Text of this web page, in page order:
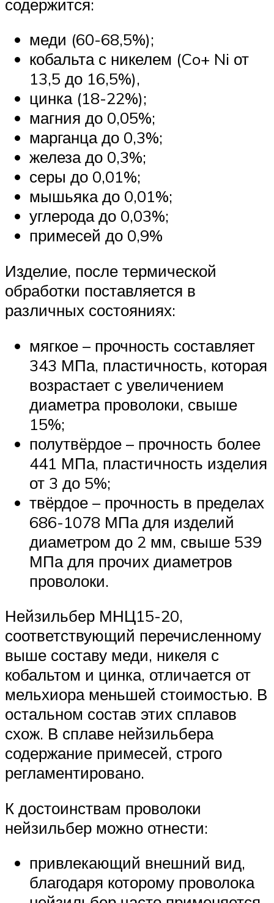
содержится:
меди (60-68,5%);
кобальта с никелем (Co+ Ni от
13,5 до 16,5%),
цинка (18-22%);
магния до 0,05%;
марганца до 0,3%;
железа до 0,3%;
серы до 0,01%;
мышьяка до 0,01%;
углерода до 0,03%;
примесей до 0,9%
Изделие, после термической
обработки поставляется в
различных состояниях:
мягкое – прочность составляет
343 МПа, пластичность, которая
возрастает с увеличением
диаметра проволоки, свыше
15%;
полутвёрдое – прочность более
441 МПа, пластичность изделия
от 3 до 5%;
твёрдое – прочность в пределах
686-1078 МПа для изделий
диаметром до 2 мм, свыше 539
МПа для прочих диаметров
проволоки.
Нейзильбер МНЦ15-20,
соответствующий перечисленному
выше составу меди, никеля с
кобальтом и цинка, отличается от
мельхиора меньшей стоимостью. В
остальном состав этих сплавов
схож. В сплаве нейзильбера
содержание примесей, строго
регламентировано.
К достоинствам проволоки
нейзильбер можно отнести:
привлекающий внешний вид,
благодаря которому проволока